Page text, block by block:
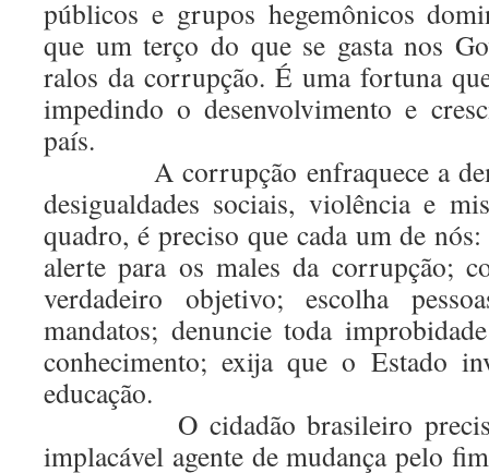
públicos e grupos hegemônicos
que um terço do que se gasta nos
ralos da corrupção. É uma fortuna
impedindo o desenvolvimento e
país.
A corrupção enfraquece a
desigualdades sociais, violência e
quadro, é preciso que cada um de
alerte para os males da corrupção;
verdadeiro objetivo; escolha
mandatos; denuncie toda
conhecimento; exija que o Estado
educação.
O cidadão brasileiro precisa
implacável agente de mudança pelo